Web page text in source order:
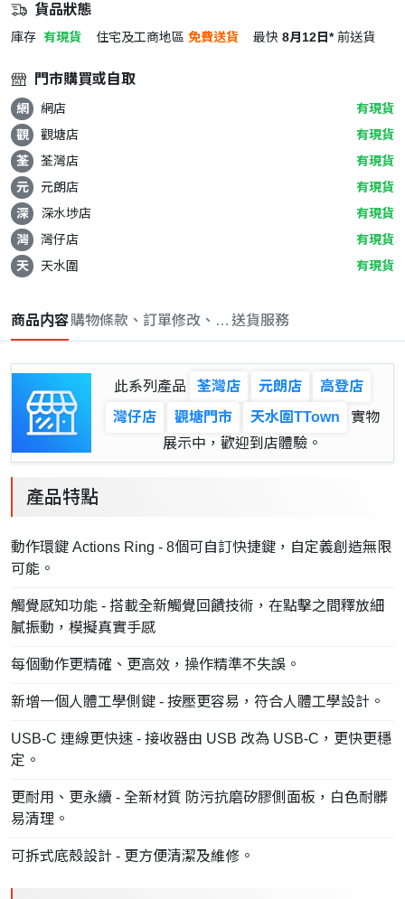
貨品狀態
庫存 有現貨 住宅及工商地區 免費送貨 最快 8月12日* 前送貨
門市購買或自取
網 網店
有現貨
觀
觀塘店
有現貨
荃
荃灣店
有現貨
元
元朗店
有現貨
深
深水埗店
有現貨
灣
灣仔店
有現貨
天
天水圍 有現貨
商品内容購物條款、訂單修改、取消與退款政策
送貨服務
此系列產品 荃灣店 元朗店
高登店
灣仔店
觀塘門市 天水圍TTown
實物
展示中，歡迎到店體驗。
產品特點
動作環鍵 Actions Ring - 8個可自訂快捷鍵，自定義創造無限
可能。
觸覺感知功能 - 搭載全新觸覺回饋技術，在點擊之間釋放細
膩振動，模擬真實手感
每個動作更精確、更高效，操作精準不失誤。
新增一個人體工學側鍵 - 按壓更容易，符合人體工學設計。
USB-C 連線更快速 - 接收器由 USB 改為 USB-C，更快更穩
定。
更耐用、更永續 - 全新材質 防污抗磨矽膠側面板，白色耐髒
易清理。
可拆式底殼設計 - 更方便清潔及維修。